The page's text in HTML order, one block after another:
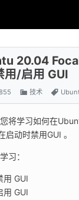
20.04
用/启用 GUI
技术
将学习如何在
动时禁用GUI 。
习：
用 GUI
用 GUI